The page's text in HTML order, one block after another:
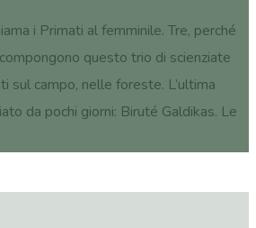
i Primati al femminile. Tre, perché
questo trio di scienziate
sul campo, nelle foreste. L’ultima
da pochi giorni: Biruté Galdikas. Le